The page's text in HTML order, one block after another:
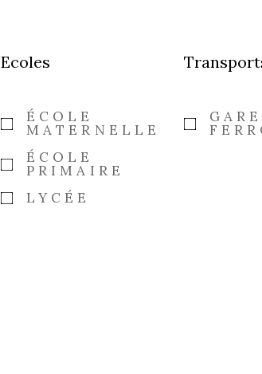
Ecoles
ÉCOLE
MATERNELLE
ÉCOLE
PRIMAIRE
LYCÉE
GARE